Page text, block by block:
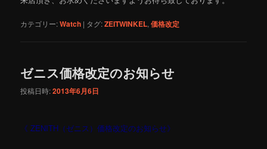
カテゴリー:Watch | タグ:ZEITWINKEL,価格改定
ゼニス価格改定のお知らせ
投稿日時:2013年6月6日
《 ZENITH（ゼニス）価格改定のお知らせ》